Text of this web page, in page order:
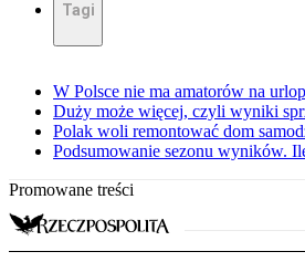
Tagi
W Polsce nie ma amatorów na
Duży może więcej, czyli wyniki
Polak woli remontować dom
Podsumowanie sezonu wyników.
Promowane treści